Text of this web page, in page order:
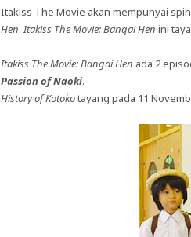
Itakiss The Movie akan mempunyai
Hen. Itakiss The Movie: Bangai Hen ini
Itakiss The Movie: Bangai Hen ada 2
Passion of Naoki.
History of Kotokotayang pada 11